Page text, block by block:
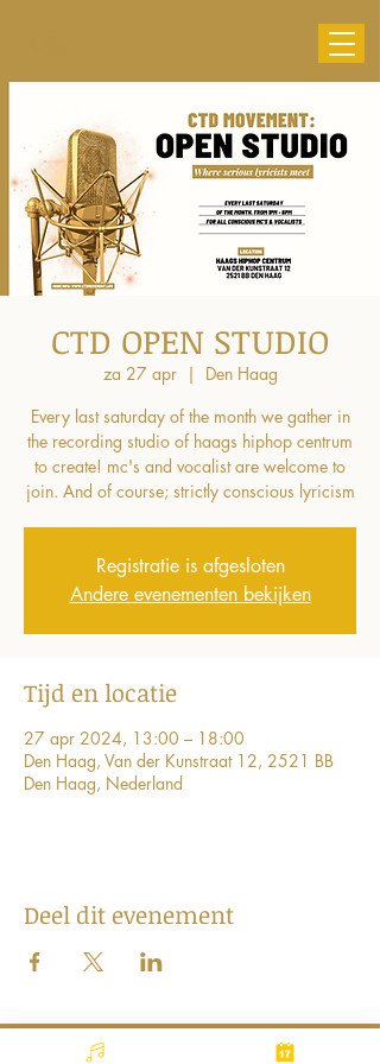
CTD OPEN STUDIO
za 27 apr
  |
Den Haag
Every last saturday of the month we gather in
the recording studio of haags hiphop centrum
to create! mc's and vocalist are welcome to
join. And of course; strictly conscious lyricism
Registratie is afgesloten
Andere evenementen bekijken
Tijd en locatie
27 apr 2024, 13:00 – 18:00
Den Haag, Van der Kunstraat 12, 2521 BB
Den Haag, Nederland
Deel dit evenement
Stichting Connect the Dots Movement